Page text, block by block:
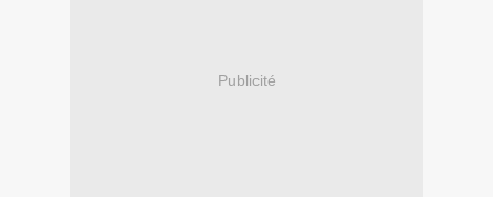
Publicité